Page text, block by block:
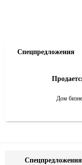
Спецпредложения
Дом
Спецпредложения